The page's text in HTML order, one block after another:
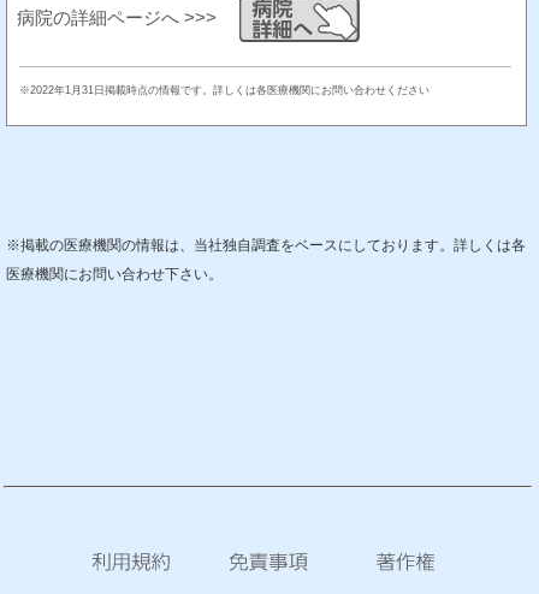
病院の詳細ページへ >>>
※2022年1月31日掲載時点の情報です。詳しくは各医療機関にお問い合わせください
※掲載の医療機関の情報は、当社独自調査をベースにしております。詳しくは各
医療機関にお問い合わせ下さい。